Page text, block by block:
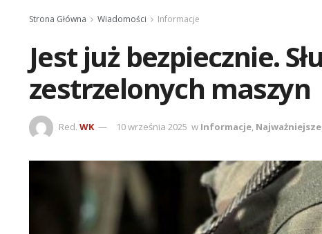
Strona Główna Wiadomości Informacje
Jest już bezpiecznie.
zestrzelonych maszyn
Red. WK 10 września 2025 w Informacje, Najważniejsze